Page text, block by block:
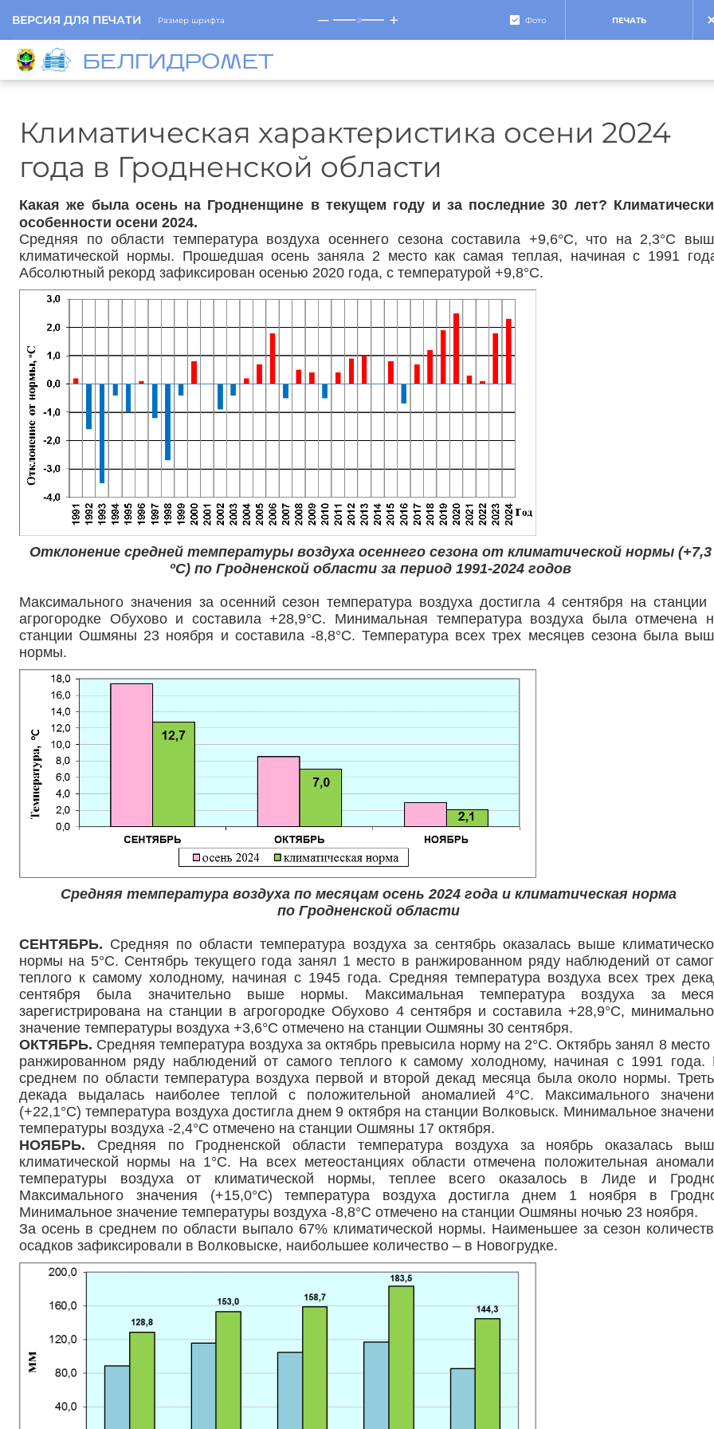
ВЕРСИЯ ДЛЯ ПЕЧАТИ Размер шрифта ─ + Фото ПЕЧАТЬ
БЕЛГИДРОМЕТ
Климатическая характеристика осени 2024
года в Гродненской области
Какая же была осень на Гродненщине в текущем году и за последние 30 лет?
особенности осени 2024.
Средняя по области температура воздуха осеннего сезона составила +9,6°С, что на 2,3°С
климатической нормы. Прошедшая осень заняла 2 место как самая теплая, начиная с 1991
Абсолютный рекорд зафиксирован осенью 2020 года, с температурой +9,8°С.
Отклонение средней температуры воздуха осеннего сезона от климатической нормы (+7,3
ºС) по Гродненской области за период 1991-2024 годов
Максимального значения за осенний сезон температура воздуха достигла 4 сентября на станции
агрогородке Обухово и составила +28,9°С. Минимальная температура воздуха была отмечена
станции Ошмяны 23 ноября и составила -8,8°С. Температура всех трех месяцев сезона была
нормы.
Средняя температура воздуха по месяцам осень 2024 года и климатическая норма
по Гродненской области
СЕНТЯБРЬ. Средняя по области температура воздуха за сентябрь оказалась выше
нормы на 5°С. Сентябрь текущего года занял 1 место в ранжированном ряду наблюдений от
теплого к самому холодному, начиная с 1945 года. Средняя температура воздуха всех трех
сентября была значительно выше нормы. Максимальная температура воздуха за
зарегистрирована на станции в агрогородке Обухово 4 сентября и составила +28,9°С,
значение температуры воздуха +3,6°С отмечено на станции Ошмяны 30 сентября.
ОКТЯБРЬ. Средняя температура воздуха за октябрь превысила норму на 2°С. Октябрь занял 8 место
ранжированном ряду наблюдений от самого теплого к самому холодному, начиная с 1991 года.
среднем по области температура воздуха первой и второй декад месяца была около нормы.
декада выдалась наиболее теплой с положительной аномалией 4°С. Максимального
(+22,1°С) температура воздуха достигла днем 9 октября на станции Волковыск. Минимальное
температуры воздуха -2,4°С отмечено на станции Ошмяны 17 октября.
НОЯБРЬ. Средняя по Гродненской области температура воздуха за ноябрь оказалась
климатической нормы на 1°С. На всех метеостанциях области отмечена положительная
температуры воздуха от климатической нормы, теплее всего оказалось в Лиде и
Максимального значения (+15,0°С) температура воздуха достигла днем 1 ноября в
Минимальное значение температуры воздуха -8,8°С отмечено на станции Ошмяны ночью 23 ноября.
За осень в среднем по области выпало 67% климатической нормы. Наименьшее за сезон
осадков зафиксировали в Волковыске, наибольшее количество – в Новогрудке.